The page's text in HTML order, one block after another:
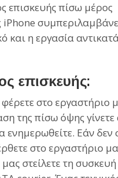
επισκευής πίσω μέρος
και η εργασία
επισκευής:
στο εργαστήριο
της πίσω όψης γίνετε
Εάν δεν
στο εργαστήριο
στείλετε τη